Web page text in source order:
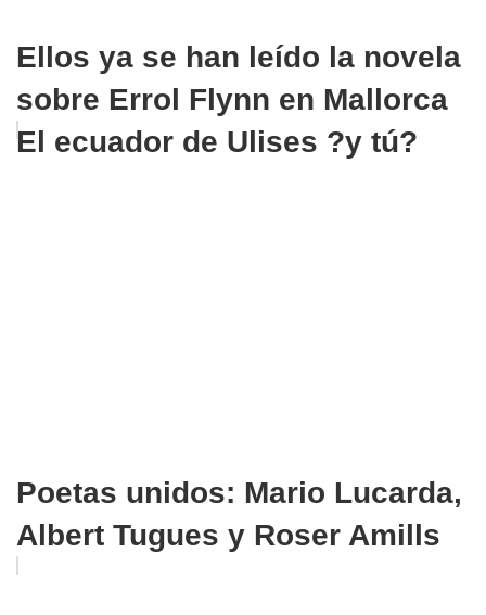
Ellos ya se han leído la novela
sobre Errol Flynn en Mallorca
El ecuador de Ulises ?y tú?
Poetas unidos: Mario Lucarda,
Albert Tugues y Roser Amills